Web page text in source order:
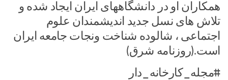
همکاران او در دانشگاههای ایران ایجاد شده و
تلاش های نسل جدید اندیشمندان علوم
اجتماعی ، شالوده شناخت ونجات جامعه ایران
است.(روزنامه شرق)
#مجله_کارخانه_دار